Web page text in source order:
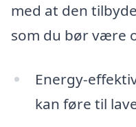
med at den
som du bør være
Energy-
kan føre til